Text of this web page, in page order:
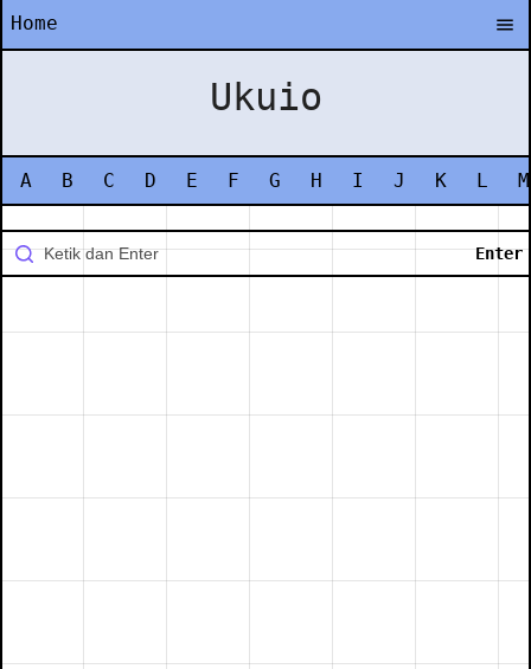
Home
Ukuio
A B C D E F G H I J K L M